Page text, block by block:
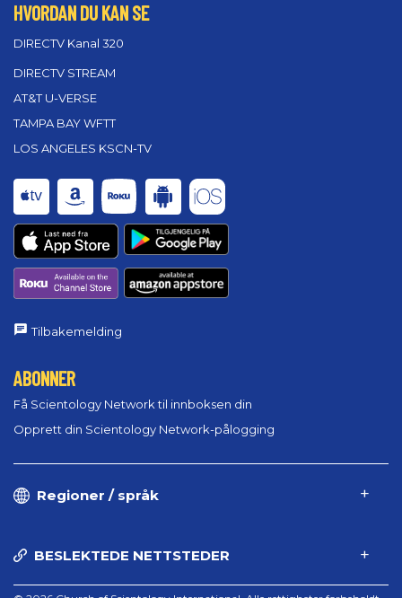
HVORDAN DU KAN SE
DIRECTV Kanal 320
DIRECTV STREAM
AT&T U-VERSE
TAMPA BAY WFTT
LOS ANGELES KSCN-TV
Tilbakemelding
ABONNER
Få Scientology Network til innboksen din
Opprett din Scientology Network-pålogging
Regioner / språk
BESLEKTEDE NETTSTEDER